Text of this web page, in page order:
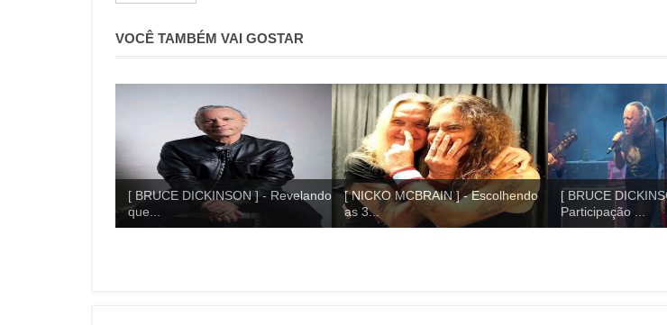
VOCÊ TAMBÉM VAI GOSTAR
[ BRUCE DICKINSON ] - Revelando
que...
[ NICKO MCBRAIN ] - Escolhendo
as 3...
[ BRUCE
Participação ...